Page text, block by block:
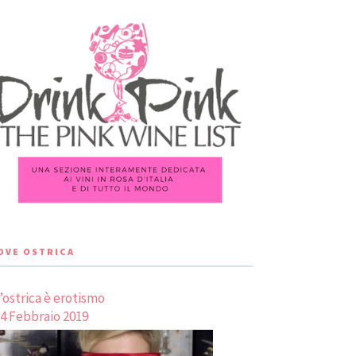
OSTRICA
è erotismo
Febbraio 2019